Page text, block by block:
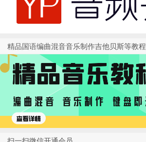
精品国语编曲混音音乐制作吉他贝斯等教程